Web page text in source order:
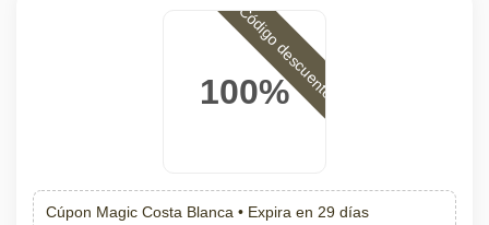
100%
Código descuento
Cúpon Magic Costa Blanca • Expira en 29 días